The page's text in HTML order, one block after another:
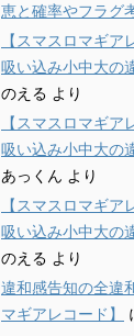
恵と確率やフラグ
【スマスロマギ
吸い込み小中大の
のえる より
【スマスロマギ
吸い込み小中大の
あっくん より
【スマスロマギ
吸い込み小中大の
のえる より
違和感告知の全違
マギアレコード】